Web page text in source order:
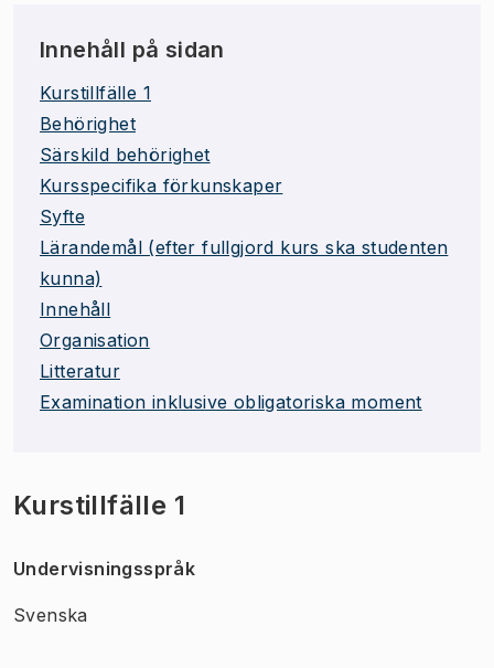
Innehåll på sidan
Kurstillfälle 1
Behörighet
Särskild behörighet
Kursspecifika förkunskaper
Syfte
Lärandemål (efter fullgjord kurs ska studenten
kunna)
Innehåll
Organisation
Litteratur
Examination inklusive obligatoriska moment
Kurstillfälle 1
Undervisningsspråk
Svenska